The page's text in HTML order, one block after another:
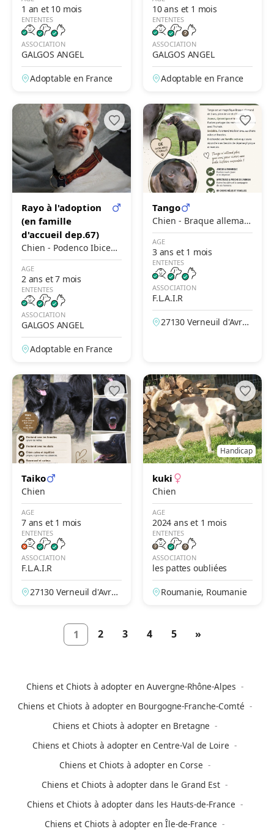
1 an et 10 mois
ENTENTES
ASSOCIATION
GALGOS ANGEL
Adoptable en France
10 ans et 1 mois
ENTENTES
ASSOCIATION
GALGOS ANGEL
Adoptable en France
Rayo à l'adoption
(en famille
d'accueil dep.67)
Chien - Podenco Ibicenc
o
AGE
2 ans et 7 mois
ENTENTES
ASSOCIATION
GALGOS ANGEL
Adoptable en France
Tango
Chien - Braque alleman
d à poil court
AGE
3 ans et 1 mois
ENTENTES
ASSOCIATION
F.L.A.I.R
27130 Verneuil d'Avre
Taiko
Chien
AGE
7 ans et 1 mois
ENTENTES
ASSOCIATION
F.L.A.I.R
27130 Verneuil d'Avre
Handicap
kuki
Chien
AGE
2024 ans et 1 mois
ENTENTES
ASSOCIATION
les pattes oubliées
Roumanie, Roumanie
1 2 3 4 5 »
Chiens et Chiots à adopter en Auvergne-Rhône-Alpes
Chiens et Chiots à adopter en Bourgogne-Franche-Comté
Chiens et Chiots à adopter en Bretagne
Chiens et Chiots à adopter en Centre-Val de Loire
Chiens et Chiots à adopter en Corse
Chiens et Chiots à adopter dans le Grand Est
Chiens et Chiots à adopter dans les Hauts-de-France
Chiens et Chiots à adopter en Île-de-France